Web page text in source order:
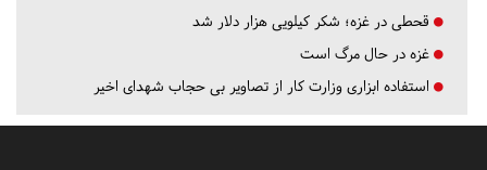
قحطی در غزه؛ شکر کیلویی هزار دلار شد
غزه در حال مرگ است
استفاده ابزاری وزارت کار از تصاویر بی حجاب شهدای اخیر